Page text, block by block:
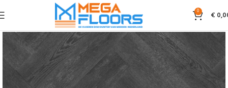
0 €